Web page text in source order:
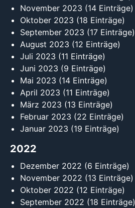
November 2023 (14 Einträge)
Oktober 2023 (18 Einträge)
September 2023 (17 Einträge)
August 2023 (12 Einträge)
Juli 2023 (11 Einträge)
Juni 2023 (9 Einträge)
Mai 2023 (14 Einträge)
April 2023 (11 Einträge)
März 2023 (13 Einträge)
Februar 2023 (22 Einträge)
Januar 2023 (19 Einträge)
2022
Dezember 2022 (6 Einträge)
November 2022 (13 Einträge)
Oktober 2022 (12 Einträge)
September 2022 (18 Einträge)